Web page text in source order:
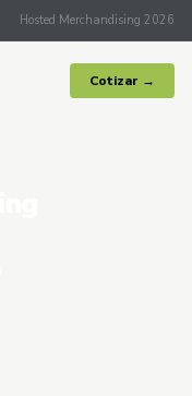
Hosted Merchandising 2026
Cotizar →